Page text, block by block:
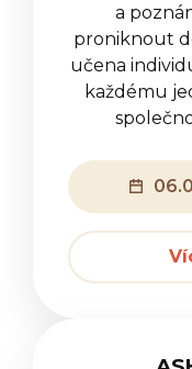
a
proniknout
učena
každému